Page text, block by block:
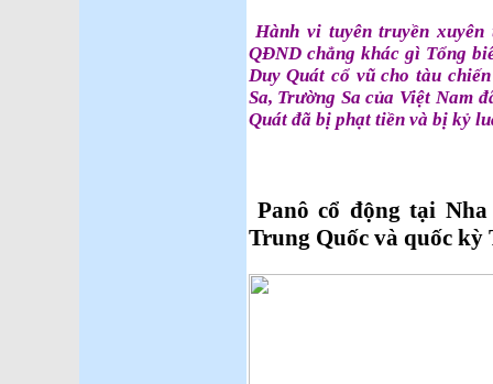
Hành vi tuyên truyền
QĐND chẳng khác gì Tổng
Duy Quát cổ vũ cho tàu
Sa, Trường Sa của Việt Nam
Quát đã bị phạt tiền và bị kỷ
Panô cổ động tại
Trung Quốc và quốc kỳ